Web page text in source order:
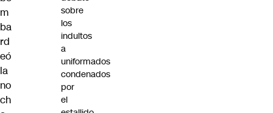
m
ba
rd
eó
la
no
ch
sobre
los
indultos
a
uniformados
condenados
por
el